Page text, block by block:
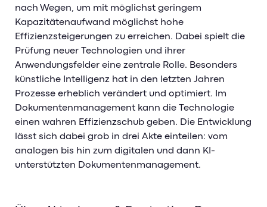
nach Wegen, um mit möglichst geringem
Kapazitätenaufwand möglichst hohe
Effizienzsteigerungen zu erreichen. Dabei spielt die
Prüfung neuer Technologien und ihrer
Anwendungsfelder eine zentrale Rolle. Besonders
künstliche Intelligenz hat in den letzten Jahren
Prozesse erheblich verändert und optimiert. Im
Dokumentenmanagement kann die Technologie
einen wahren Effizienzschub geben. Die Entwicklung
lässt sich dabei grob in drei Akte einteilen: vom
analogen bis hin zum digitalen und dann KI-
unterstützten Dokumentenmanagement.